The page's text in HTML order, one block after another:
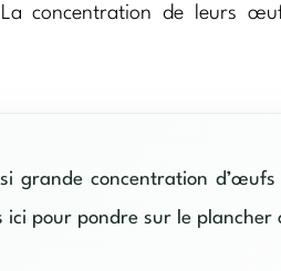
concentration de leurs
grande concentration
ici pour pondre sur le plancher